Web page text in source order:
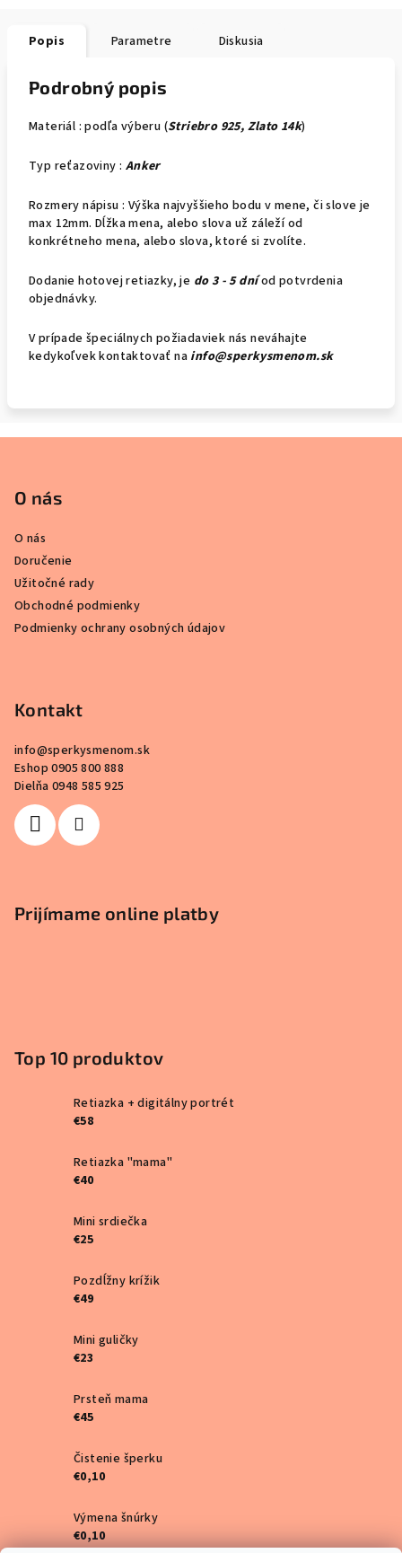
Popis Parametre Diskusia
Podrobný popis
Materiál : podľa výberu (Striebro 925, Zlato 14k)
Typ reťazoviny : Anker
Rozmery nápisu : Výška najvyššieho bodu v mene, či slove je
max 12mm. Dĺžka mena, alebo slova už záleží od
konkrétneho mena, alebo slova, ktoré si zvolíte.
Dodanie hotovej retiazky, je do 3 - 5 dníod potvrdenia
objednávky.
V prípade špeciálnych požiadaviek nás neváhajte
kedykoľvek kontaktovať na info@sperkysmenom.sk
O nás
O nás
Doručenie
Užitočné rady
Obchodné podmienky
Podmienky ochrany osobných údajov
Kontakt
info@sperkysmenom.sk
Eshop 0905 800 888
Dielňa 0948 585 925
Prijímame online platby
Top 10 produktov
Retiazka + digitálny portrét
€58
Retiazka "mama"
€40
Mini srdiečka
€25
Pozdĺžny krížik
€49
Mini guličky
€23
Prsteň mama
€45
Čistenie šperku
€0,10
Výmena šnúrky
€0,10